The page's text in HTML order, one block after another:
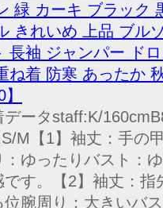
緑 カーキ ブラック
きれいめ 上品 ブル
長袖 ジャンパー ド
ね着 防寒 あったか
データstaff:K/
M【1】袖丈：手の
：ゆったりバスト：
です。【2】袖丈：
位腕周り：大きいバ